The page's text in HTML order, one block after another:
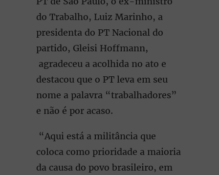
do Trabalho, Luiz Marinho, a
presidenta do PT Nacional do
partido, Gleisi Hoffmann,
agradeceu a acolhida no ato e
destacou que o PT leva em seu
nome a palavra “trabalhadores”
e não é por acaso.
“Aqui está a militância que
coloca como prioridade a maioria
da causa do povo brasileiro, em